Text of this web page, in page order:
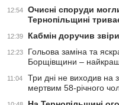
12:54
Очисні споруди
Тернопільщині
12:39 Кабмін доручив
12:23
Гольова заміна та
Борщівщини –
11:04
Три дні не виходив на
мертвим 58-річного